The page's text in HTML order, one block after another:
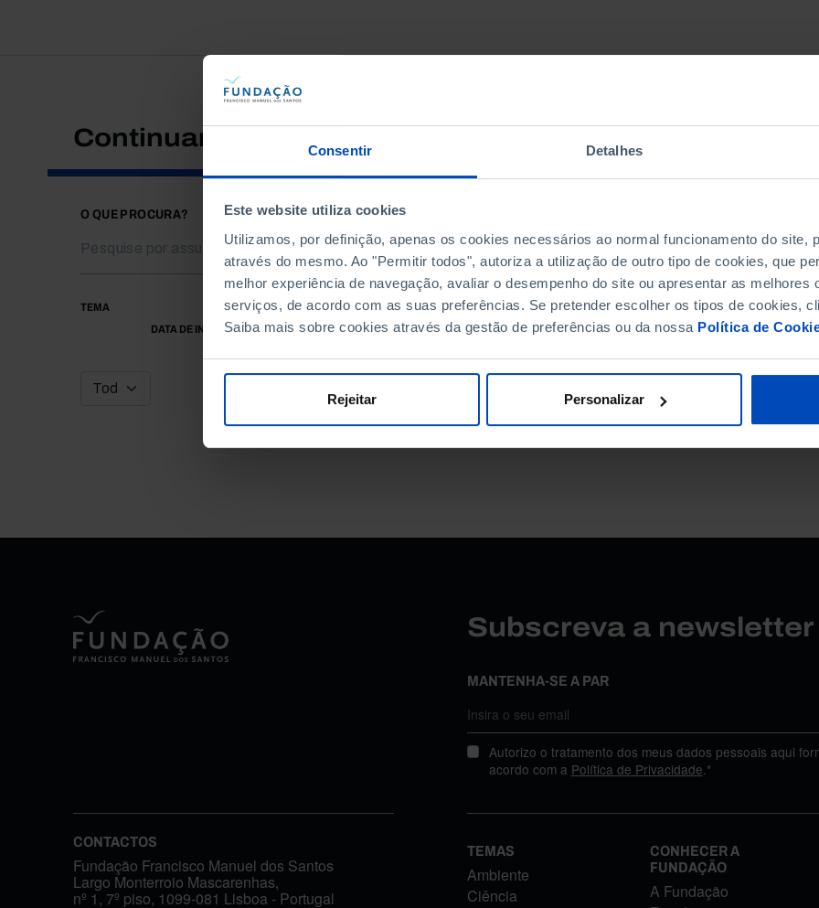
Consentir Detalhes
Este website utiliza cookies
Utilizamos, por definição, apenas os cookies necessários ao normal funcionamento do site,
através do mesmo. Ao "Permitir todos", autoriza a utilização de outro tipo de cookies, que
melhor experiência de navegação, avaliar o desempenho do site ou apresentar as melhores
serviços, de acordo com as suas preferências. Se pretender escolher os tipos de cookies,
Saiba mais sobre cookies através da gestão de preferências ou da nossa Política de
Rejeitar Personalizar
Continuar a pesquisar
O QUE PROCURA?
TEMA
DATA DE INÍCIO
DATA DE FIM
Subscreva a
MANTENHA-SE A PAR
Autorizo o tratamento dos meus dados pessoais aqui
acordo com a Política de Privacidade.*
CONTACTOS
Fundação Francisco Manuel dos Santos
Largo Monterroio Mascarenhas,
nº 1, 7º piso, 1099-081 Lisboa - Portugal
TEMAS
Ambiente
Ciência
CONHECER A
FUNDAÇÃO
A Fundação